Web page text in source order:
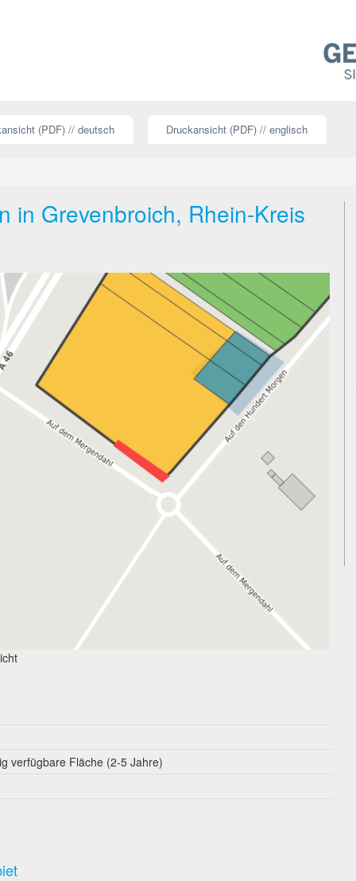
(PDF) // deutsch Druckansicht (PDF) // englisch
in Grevenbroich, Rhein-Kreis
verfügbare Fläche (2-5 Jahre)